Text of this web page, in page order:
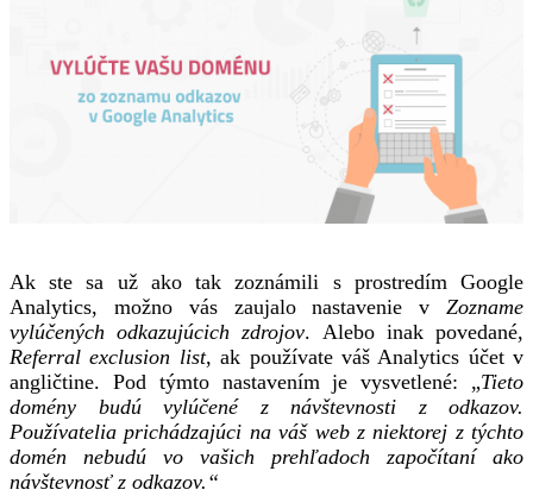
Ak ste sa už ako tak zoznámili s prostredím Google
Analytics, možno vás zaujalo nastavenie v Zozname
vylúčených odkazujúcich zdrojov. Alebo inak povedané,
Referral exclusion list, ak používate váš Analytics účet v
angličtine. Pod týmto nastavením je vysvetlené: „Tieto
domény budú vylúčené z návštevnosti z odkazov.
Používatelia prichádzajúci na váš web z niektorej z týchto
domén nebudú vo vašich prehľadoch započítaní ako
návštevnosť z odkazov. “